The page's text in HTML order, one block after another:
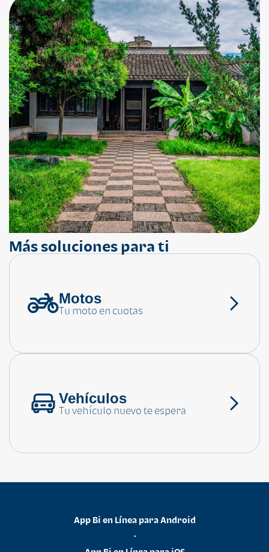
¿Necesitas ayuda?
Más soluciones para ti
Motos
Tu moto en cuotas
Vehículos
Tu vehículo nuevo te espera
App Bi en Línea para Android
•